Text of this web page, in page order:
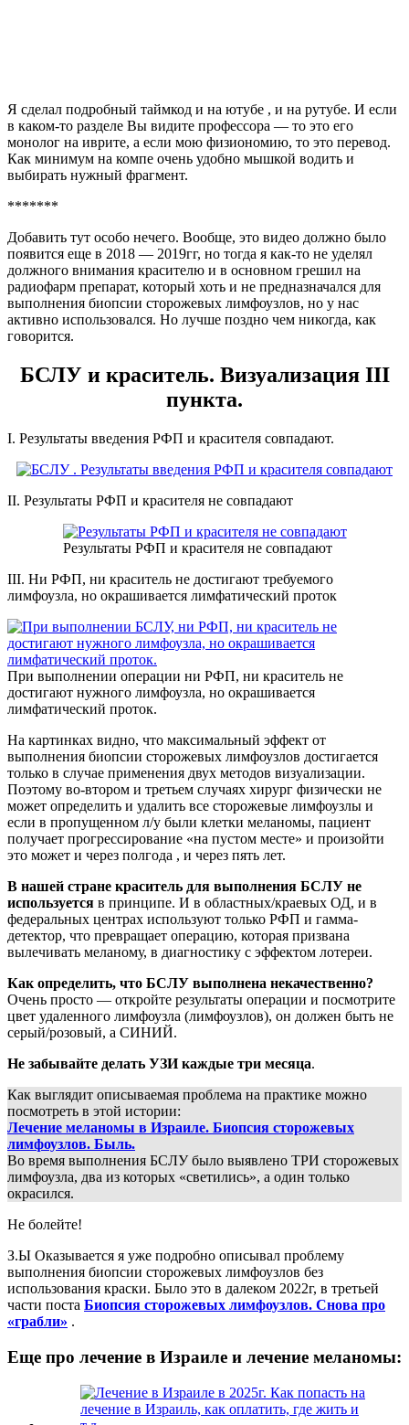
Я сделал подробный таймкод и на ютубе , и на рутубе. И если
в каком-то разделе Вы видите профессора — то это его
монолог на иврите, а если мою физиономию, то это перевод.
Как минимум на компе очень удобно мышкой водить и
выбирать нужный фрагмент.
*******
Добавить тут особо нечего. Вообще, это видео должно было
появится еще в 2018 — 2019гг, но тогда я как-то не уделял
должного внимания красителю и в основном грешил на
радиофарм препарат, который хоть и не предназначался для
выполнения биопсии сторожевых лимфоузлов, но у нас
активно использовался. Но лучше поздно чем никогда, как
говорится.
БСЛУ и краситель. Визуализация III
пункта.
I. Результаты введения РФП и красителя совпадают.
II. Результаты РФП и красителя не совпадают
Результаты РФП и красителя не совпадают
III. Ни РФП, ни краситель не достигают требуемого
лимфоузла, но окрашивается лимфатический проток
При выполнении операции ни РФП, ни краситель не
достигают нужного лимфоузла, но окрашивается
лимфатический проток.
На картинках видно, что максимальный эффект от
выполнения биопсии сторожевых лимфоузлов достигается
только в случае применения двух методов визуализации.
Поэтому во-втором и третьем случаях хирург физически не
может определить и удалить все сторожевые лимфоузлы и
если в пропущенном л/у были клетки меланомы, пациент
получает прогрессирование «на пустом месте» и произойти
это может и через полгода , и через пять лет.
В нашей стране краситель для выполнения БСЛУ не
используется в принципе. И в областных/краевых ОД, и в
федеральных центрах используют только РФП и гамма-
детектор, что превращает операцию, которая призвана
вылечивать меланому, в диагностику с эффектом лотереи.
Как определить, что БСЛУ выполнена некачественно?
Очень просто — откройте результаты операции и посмотрите
цвет удаленного лимфоузла (лимфоузлов), он должен быть не
серый/розовый, а СИНИЙ.
Не забывайте делать УЗИ каждые три месяца.
Как выглядит описываемая проблема на практике можно
посмотреть в этой истории:
Лечение меланомы в Израиле. Биопсия сторожевых
лимфоузлов. Быль.
Во время выполнения БСЛУ было выявлено ТРИ сторожевых
лимфоузла, два из которых «светились», а один только
окрасился.
Не болейте!
З.Ы Оказывается я уже подробно описывал проблему
выполнения биопсии сторожевых лимфоузлов без
использования краски. Было это в далеком 2022г, в третьей
части поста Биопсия сторожевых лимфоузлов. Снова про
«грабли» .
Еще про лечение в Израиле и лечение меланомы: